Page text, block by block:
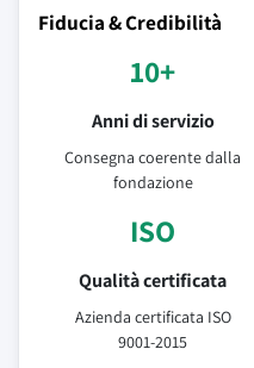
Fiducia & Credibilità
10+
Anni di servizio
Consegna coerente dalla
fondazione
ISO
Qualità certificata
Azienda certificata ISO
9001-2015